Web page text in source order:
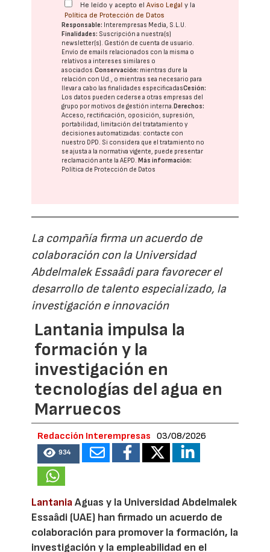
He leído y acepto elAviso Legal y la
Política de Protección de Datos
Responsable: Interempresas Media, S.L.U.
Finalidades: Suscripción a nuestra(s)
newsletter(s). Gestión de cuenta de usuario.
Envío de emails relacionados con la misma o
relativos a intereses similares o
asociados.Conservación: mientras dure la
relación con Ud., o mientras sea necesario para
llevar a cabo las finalidades especificadasCesión:
Los datos pueden cederse a otras empresas del
grupo por motivos de gestión interna. Derechos:
Acceso, rectificación, oposición, supresión,
portabilidad, limitación del tratatamiento y
decisiones automatizadas: contacte con
nuestro DPD. Si considera que el tratamiento no
se ajusta a la normativa vigente, puede presentar
reclamación ante laAEPD. Más información:
Política de Protección de Datos
La compañía firma un acuerdo de
colaboración con la Universidad
Abdelmalek Essaâdi para favorecer el
desarrollo de talento especializado, la
investigación e innovación
Lantania impulsa la
formación y la
investigación en
tecnologías del agua en
Marruecos
Redacción Interempresas 03/08/2026
934
LantaniaAguas y la Universidad Abdelmalek
Essaâdi (UAE) han firmado un acuerdo de
colaboración para promover la formación, la
investigación y la empleabilidad en el